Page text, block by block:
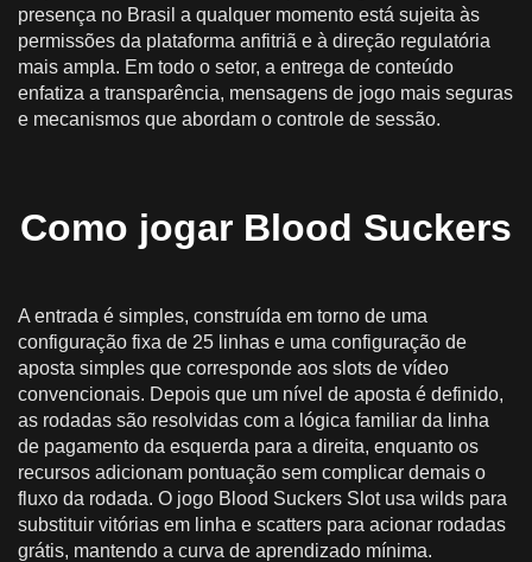
presença no Brasil a qualquer momento está sujeita às
permissões da plataforma anfitriã e à direção regulatória
mais ampla. Em todo o setor, a entrega de conteúdo
enfatiza a transparência, mensagens de jogo mais seguras
e mecanismos que abordam o controle de sessão.
Como jogar Blood Suckers
A entrada é simples, construída em torno de uma
configuração fixa de 25 linhas e uma configuração de
aposta simples que corresponde aos slots de vídeo
convencionais. Depois que um nível de aposta é definido,
as rodadas são resolvidas com a lógica familiar da linha
de pagamento da esquerda para a direita, enquanto os
recursos adicionam pontuação sem complicar demais o
fluxo da rodada. O jogo Blood Suckers Slot usa wilds para
substituir vitórias em linha e scatters para acionar rodadas
grátis, mantendo a curva de aprendizado mínima.